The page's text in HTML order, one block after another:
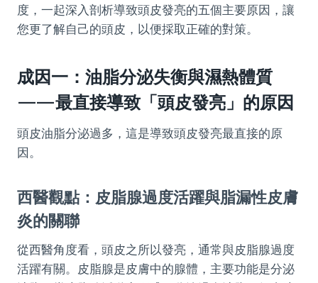
度，一起深入剖析導致頭皮發亮的五個主要原因，讓
您更了解自己的頭皮，以便採取正確的對策。
成因一：油脂分泌失衡與濕熱體質
——最直接導致「頭皮發亮」的原因
頭皮油脂分泌過多，這是導致頭皮發亮最直接的原
因。
西醫觀點：皮脂腺過度活躍與脂漏性皮膚
炎的關聯
從西醫角度看，頭皮之所以發亮，通常與皮脂腺過度
活躍有關。皮脂腺是皮膚中的腺體，主要功能是分泌